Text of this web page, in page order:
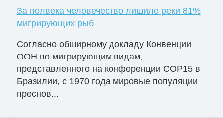
За полвека человечество лишило реки 81%
мигрирующих рыб
Согласно обширному докладу Конвенции
ООН по мигрирующим видам,
представленного на конференции COP15 в
Бразилии, с 1970 года мировые популяции
преснов...